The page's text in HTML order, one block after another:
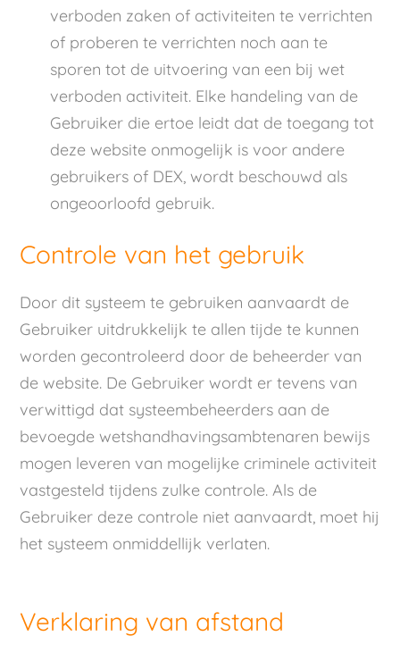
verboden zaken of activiteiten te verrichten
of proberen te verrichten noch aan te
sporen tot de uitvoering van een bij wet
verboden activiteit. Elke handeling van de
Gebruiker die ertoe leidt dat de toegang tot
deze website onmogelijk is voor andere
gebruikers of DEX, wordt beschouwd als
ongeoorloofd gebruik.
Controle van het gebruik
Door dit systeem te gebruiken aanvaardt de
Gebruiker uitdrukkelijk te allen tijde te kunnen
worden gecontroleerd door de beheerder van
de website. De Gebruiker wordt er tevens van
verwittigd dat systeembeheerders aan de
bevoegde wetshandhavingsambtenaren bewijs
mogen leveren van mogelijke criminele activiteit
vastgesteld tijdens zulke controle. Als de
Gebruiker deze controle niet aanvaardt, moet hij
het systeem onmiddellijk verlaten.
Verklaring van afstand